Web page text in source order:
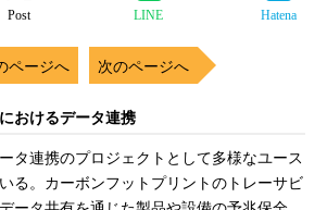
Post LINE Hatena
ページへ 次のページへ
おけるデータ連携
タ連携のプロジェクトとして多様なユース
る。カーボンフットプリントのトレーサビ